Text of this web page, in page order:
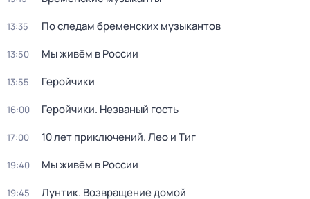
13:35 По следам бременских музыкантов
13:50 Мы живём в России
13:55 Геройчики
16:00 Геройчики. Незваный гость
17:00 10 лет приключений. Лео и Тиг
19:40 Мы живём в России
19:45 Лунтик. Возвращение домой